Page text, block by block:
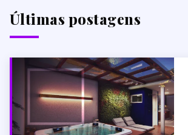
Últimas postagens